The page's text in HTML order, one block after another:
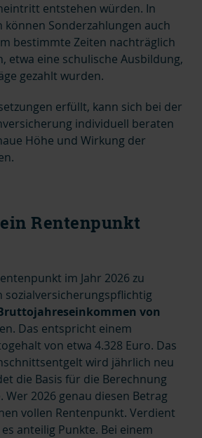
entstehen würden. In
können Sonderzahlungen auch
bestimmte Zeiten nachträglich
, etwa eine schulische Ausbildung,
gezahlt wurden.
erfüllt, kann sich bei der
individuell beraten
Höhe und Wirkung der
Rentenpunkt
im Jahr 2026 zu
sozialversicherungspflichtig
von
Das entspricht einem
von etwa 4.328 Euro. Das
wird jährlich neu
die Basis für die Berechnung
Wer 2026 genau diesen Betrag
vollen Rentenpunkt. Verdient
anteilig Punkte. Bei einem